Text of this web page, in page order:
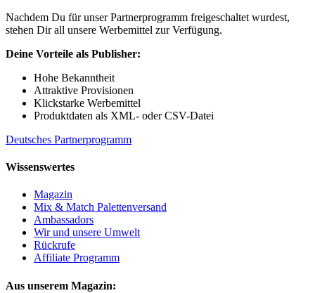
Nachdem Du für unser Partnerprogramm freigeschaltet wurdest,
stehen Dir all unsere Werbemittel zur Verfügung.
Deine Vorteile als Publisher:
Hohe Bekanntheit
Attraktive Provisionen
Klickstarke Werbemittel
Produktdaten als XML- oder CSV-Datei
Deutsches Partnerprogramm
Wissenswertes
Magazin
Mix & Match Palettenversand
Ambassadors
Wir und unsere Umwelt
Rückrufe
Affiliate Programm
Aus unserem Magazin: